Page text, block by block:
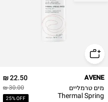
22.50 ₪
30.00 ₪
25% OFF
AVENE
מים טרמליים
Thermal Spring